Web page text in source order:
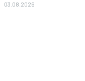
03.08.2026